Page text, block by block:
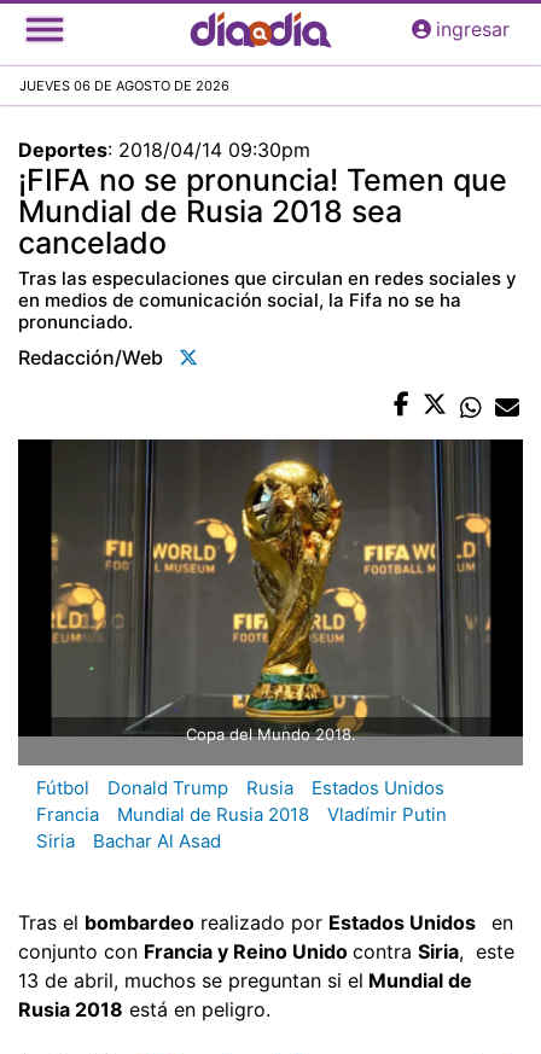
Pasar
al
principal
ingresar
JUEVES 06 DE AGOSTO DE 2026
Deportes: 2018/04/14 09:30pm
¡FIFA no se pronuncia! Temen que
Mundial de Rusia 2018 sea
cancelado
Tras las especulaciones que circulan en redes sociales y
en medios de comunicación social, la Fifa no se ha
pronunciado.
Redacción/web
Copa del Mundo 2018.
Fútbol Donald Trump Rusia
Estados Unidos
Francia
Mundial de Rusia 2018
Vladímir Putin
Siria
Bachar Al Asad
Tras el bombardeo realizado por Estados Unidos
en
conjunto con Francia y Reino Unido contra Siria, este
13 de abril, muchos se preguntan si el Mundial de
Rusia 2018 está en peligro.